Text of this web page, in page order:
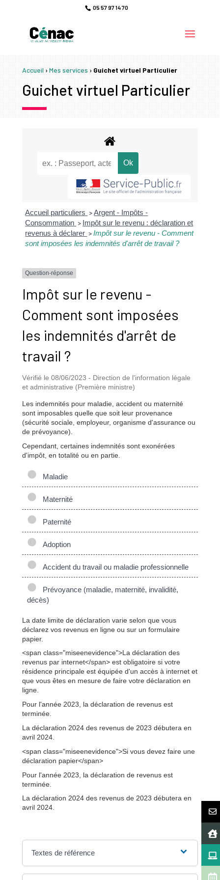
05 57 97 14 70
Accueil›Mes services›Guichet virtuel Particulier
Guichet virtuel Particulier
Accueil particuliers > Argent - Impôts -
Consommation > Impôt sur le revenu : déclaration et
revenus à déclarer > Impôt sur le revenu - Comment
sont imposées les indemnités d'arrêt de travail ?
Question-réponse
Impôt sur le revenu -
Comment sont imposées
les indemnités d'arrêt de
travail ?
Vérifié le 08/06/2023 - Direction de l'information légale
et administrative (Première ministre)
Les indemnités pour maladie, accident ou maternité
sont imposables quelle que soit leur provenance
(sécurité sociale, employeur, organisme d'assurance ou
de prévoyance).
Cependant, certaines indemnités sont exonérées
d'impôt, en totalité ou en partie.
Maladie
Maternité
Paternité
Adoption
Accident du travail ou maladie professionnelle
Prévoyance (maladie, maternité, invalidité,
décès)
La date limite de déclaration varie selon que vous
déclarez vos revenus en ligne ou sur un formulaire
papier.
<span class="miseenevidence">La déclaration des
revenus par internet</span> est obligatoire si votre
résidence principale est équipée d'un accès à internet et
que vous êtes en mesure de faire votre déclaration en
ligne.
Pour l'année 2023, la déclaration de revenus est
terminée.
La déclaration 2024 des revenus de 2023 débutera en
avril 2024.
<span class="miseenevidence">Si vous devez faire une
déclaration papier</span>
Pour l'année 2023, la déclaration de revenus est
terminée.
La déclaration 2024 des revenus de 2023 débutera en
avril 2024.
Textes de référence